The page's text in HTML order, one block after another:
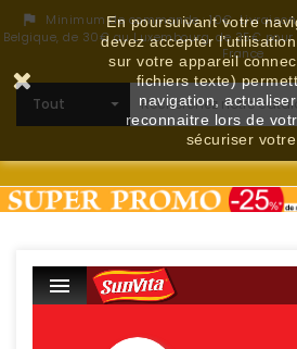
En poursuivant votre
devez accepter
sur votre appareil
fichiers texte)
navigation,
reconnaitre lors de
sécuriser

Minimum de commande : 10€.
Belgique, de 30€ au Luxembourg, de 35€
France
